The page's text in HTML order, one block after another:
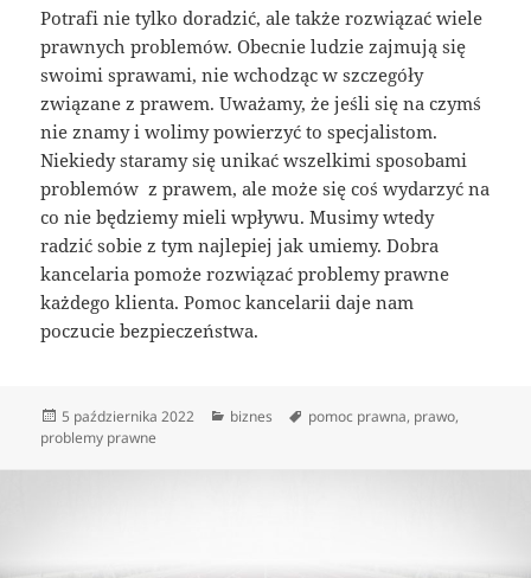
Potrafi nie tylko doradzić, ale także rozwiązać wiele
prawnych problemów. Obecnie ludzie zajmują się
swoimi sprawami, nie wchodząc w szczegóły
związane z prawem. Uważamy, że jeśli się na czymś
nie znamy i wolimy powierzyć to specjalistom.
Niekiedy staramy się unikać wszelkimi sposobami
problemów z prawem, ale może się coś wydarzyć na
co nie będziemy mieli wpływu. Musimy wtedy
radzić sobie z tym najlepiej jak umiemy. Dobra
kancelaria pomoże rozwiązać problemy prawne
każdego klienta. Pomoc kancelarii daje nam
poczucie bezpieczeństwa.
Data
publikacji
5 października 2022 Kategorie
biznes Tagi
pomoc prawna, prawo,
problemy prawne